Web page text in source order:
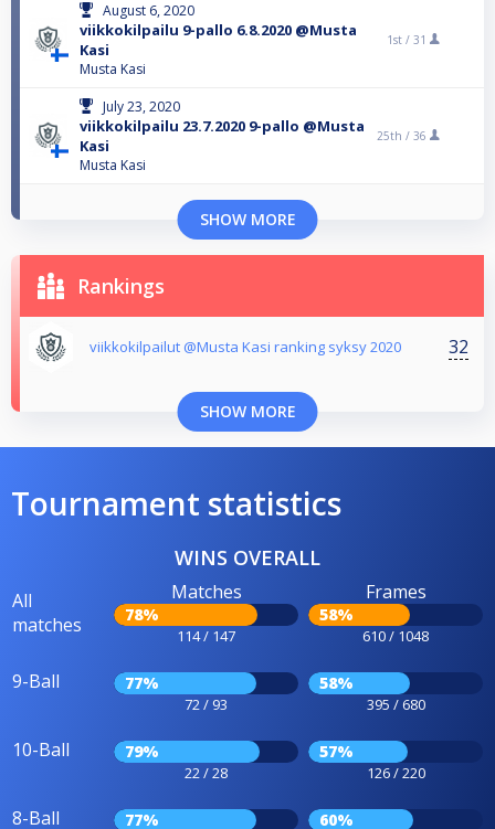
August 6, 2020
viikkokilpailu 9-pallo 6.8.2020 @Musta
Kasi
Musta Kasi
1st / 31
July 23, 2020
viikkokilpailu 23.7.2020 9-pallo @Musta
Kasi
Musta Kasi
25th / 36
SHOW MORE
Rankings
viikkokilpailut @Musta Kasi ranking syksy 2020 32
SHOW MORE
Tournament statistics
WINS OVERALL
All
matches
Matches
78%
114 / 147
Frames
58%
610 / 1048
9-Ball 77%
72 / 93
58%
395 / 680
10-Ball 79%
22 / 28
57%
126 / 220
8-Ball 77% 60%